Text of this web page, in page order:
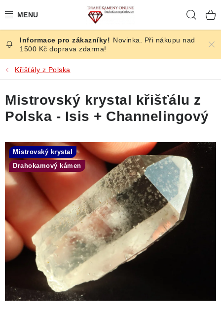
na
ČESKÉ KAMENY
ŠPERKY
KAMENY ZE SVĚTA
BROUŠENÉ
SLEVY
ÚČINKY
KRYSTALY
ČLÁNKY
NALEZIŠTĚ
NÁŠ PŘÍBĚH
VIDEOGALERIE
Novinka. Při nákupu nad
1500 Kč doprava zdarma!
Křišťály z Polska
Mistrovský krystal křišťálu z
Polska - Isis + Channelingový
Mistrovský krystal
Drahokamový kámen